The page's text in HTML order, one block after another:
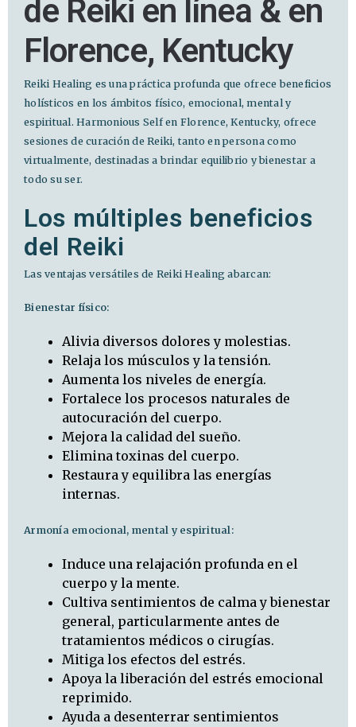
de Reiki en línea & en
Florence, Kentucky
Reiki Healing es una práctica profunda que ofrece beneficios
holísticos en los ámbitos físico, emocional, mental y
espiritual. Harmonious Self en Florence, Kentucky, ofrece
sesiones de curación de Reiki, tanto en persona como
virtualmente, destinadas a brindar equilibrio y bienestar a
todo su ser.
Los múltiples beneficios
del Reiki
Las ventajas versátiles de Reiki Healing abarcan:
Bienestar físico:
Alivia diversos dolores y molestias.
Relaja los músculos y la tensión.
Aumenta los niveles de energía.
Fortalece los procesos naturales de
autocuración del cuerpo.
Mejora la calidad del sueño.
Elimina toxinas del cuerpo.
Restaura y equilibra las energías
internas.
Armonía emocional, mental y espiritual:
Induce una relajación profunda en el
cuerpo y la mente.
Cultiva sentimientos de calma y bienestar
general, particularmente antes de
tratamientos médicos o cirugías.
Mitiga los efectos del estrés.
Apoya la liberación del estrés emocional
reprimido.
Ayuda a desenterrar sentimientos